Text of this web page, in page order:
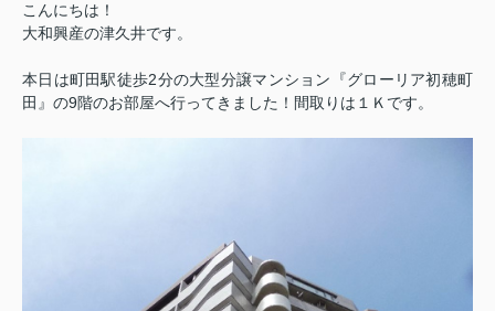
こんにちは！
大和興産の津久井です。
本日は町田駅徒歩2分の大型分譲マンション『グローリア初穂町
田』の9階のお部屋へ行ってきました！間取りは１Ｋです。